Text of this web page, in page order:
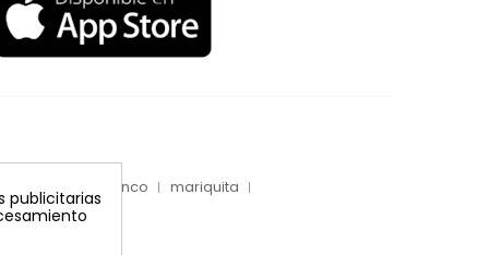
inyecciones tronco
mariquita
publicitarias